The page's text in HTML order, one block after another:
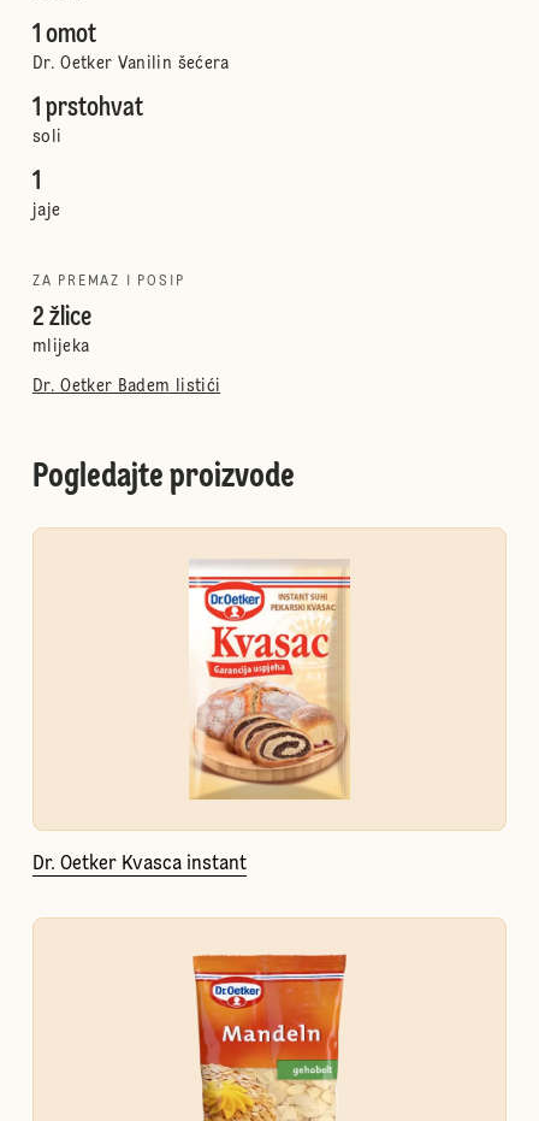
1 omot
Dr. Oetker Vanilin šećera
1 prstohvat
soli
1
jaje
ZA PREMAZ I POSIP
2 žlice
mlijeka
Dr. Oetker Badem listići
Pogledajte proizvode
Dr. Oetker Kvasca instant